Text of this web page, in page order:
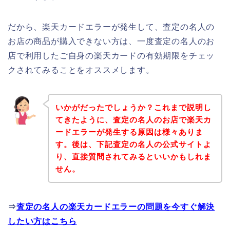
だから、楽天カードエラーが発生して、査定の名人の
お店の商品が購入できない方は、一度査定の名人のお
店で利用したご自身の楽天カードの有効期限をチェッ
クされてみることをオススメします。
いかがだったでしょうか？これまで説明し
てきたように、査定の名人のお店で楽天カ
ードエラーが発生する原因は様々ありま
す。後は、下記査定の名人の公式サイトよ
り、直接質問されてみるといいかもしれま
せん。
⇒査定の名人の楽天カードエラーの問題を今すぐ解決
したい方はこちら